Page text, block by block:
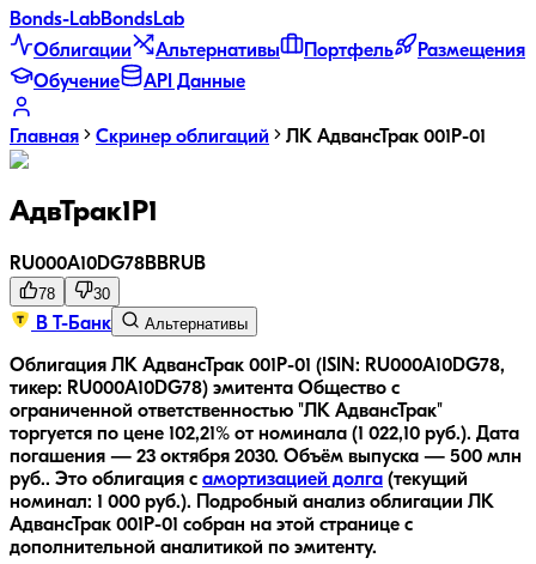
Bonds-LabBondsLab
Облигации
Альтернативы Портфель
Размещения
Обучение
API Данные
Главная Скринер облигаций ЛК АдвансТрак 001Р-01
АдвТрак1Р1
RU000A10DG78BBRUB
78 30
В Т-Банк Альтернативы
Облигация ЛК АдвансТрак 001Р-01 (ISIN: RU000A10DG78,
тикер: RU000A10DG78) эмитента Общество с
ограниченной ответственностью "ЛК АдвансТрак"
торгуется по цене 102,21% от номинала (1 022,10 руб.). Дата
погашения — 23 октября 2030. Объём выпуска — 500 млн
руб.. Это облигация с амортизацией долга (текущий
номинал: 1 000 руб.). Подробный анализ облигации ЛК
АдвансТрак 001Р-01 собран на этой странице с
дополнительной аналитикой по эмитенту.